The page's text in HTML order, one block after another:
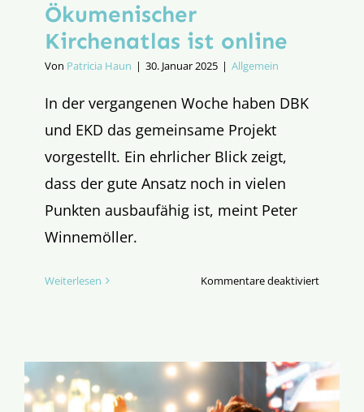
Ökumenischer
Kirchenatlas ist online
Von Patricia Haun | 30. Januar 2025 | Allgemein
In der vergangenen Woche haben DBK
und EKD das gemeinsame Projekt
vorgestellt. Ein ehrlicher Blick zeigt,
dass der gute Ansatz noch in vielen
Punkten ausbaufähig ist, meint Peter
Winnemöller.
Weiterlesen Kommentare deaktiviertfür